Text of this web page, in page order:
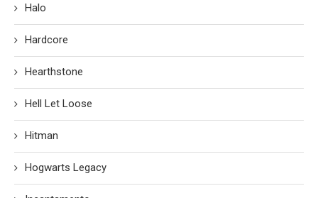
Halo
Hardcore
Hearthstone
Hell Let Loose
Hitman
Hogwarts Legacy